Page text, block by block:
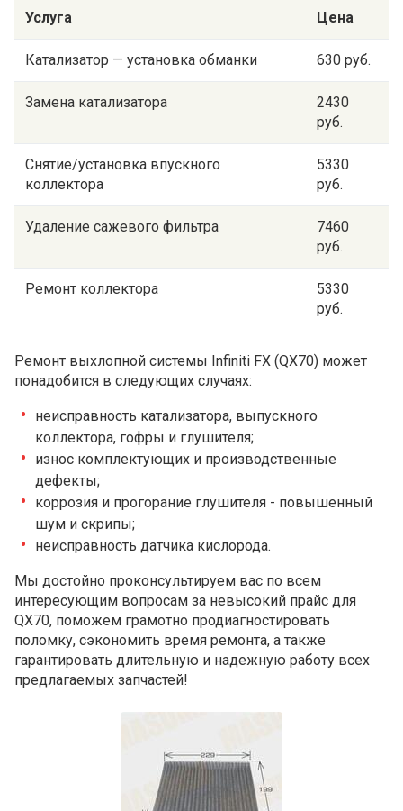
Услуга Цена
Катализатор — установка обманки 630 руб.
Замена катализатора
2430
руб.
Снятие/установка впускного
коллектора
5330
руб.
Удаление сажевого фильтра
7460
руб.
Ремонт коллектора
5330
руб.
Ремонт выхлопной системы Infiniti FX (QX70) может
понадобится в следующих случаях:
неисправность катализатора, выпускного
коллектора, гофры и глушителя;
износ комплектующих и производственные
дефекты;
коррозия и прогорание глушителя - повышенный
шум и скрипы;
неисправность датчика кислорода.
Мы достойно проконсультируем вас по всем
интересующим вопросам за невысокий прайс для
QX70, поможем грамотно продиагностировать
поломку, сэкономить время ремонта, а также
гарантировать длительную и надежную работу всех
предлагаемых запчастей!